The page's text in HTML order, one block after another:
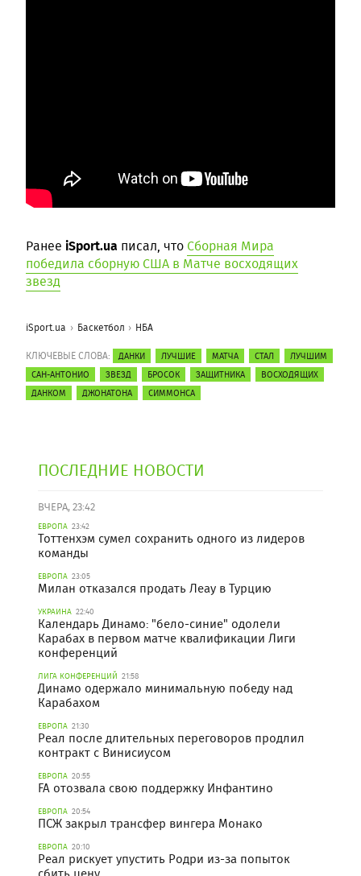
Ранее iSport.ua писал, что Сборная Мира
победила сборную США в Матче восходящих
звезд
iSport.ua Баскетбол НБА
КЛЮЧЕВЫЕ СЛОВА: ДАНКИ ЛУЧШИЕ МАТЧА СТАЛ
ЛУЧШИМ
САН-АНТОНИО
ЗВЕЗД БРОСОК ЗАЩИТНИКА
ВОСХОДЯЩИХ
ДАНКОМ
ДЖОНАТОНА СИММОНСА
ПОСЛЕДНИЕ НОВОСТИ
ВЧЕРА, 23:42
ЕВРОПА 23:42
Тоттенхэм сумел сохранить одного из лидеров
команды
ЕВРОПА 23:05
Милан отказался продать Леау в Турцию
УКРАИНА 22:40
Календарь Динамо: "бело-синие" одолели
Карабах в первом матче квалификации Лиги
конференций
ЛИГА КОНФЕРЕНЦИЙ 21:58
Динамо одержало минимальную победу над
Карабахом
ЕВРОПА 21:30
Реал после длительных переговоров продлил
контракт с Винисиусом
ЕВРОПА 20:55
FA отозвала свою поддержку Инфантино
ЕВРОПА 20:54
ПСЖ закрыл трансфер вингера Монако
ЕВРОПА 20:10
Реал рискует упустить Родри из-за попыток